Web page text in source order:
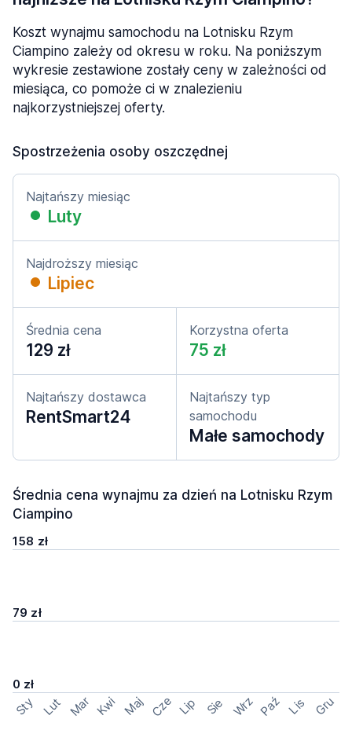
Koszt wynajmu samochodu na Lotnisku Rzym
Ciampino zależy od okresu w roku. Na poniższym
wykresie zestawione zostały ceny w zależności od
miesiąca, co pomoże ci w znalezieniu
najkorzystniejszej oferty.
Spostrzeżenia osoby oszczędnej
Najtańszy miesiąc
Luty
Najdroższy miesiąc
Lipiec
Średnia cena
129 zł
Korzystna oferta
75 zł
Najtańszy dostawca
RentSmart24
Najtańszy typ
samochodu
Małe samochody
Średnia cena wynajmu za dzień na Lotnisku Rzym
Ciampino
158 zł
79 zł
0 zł
Sty Lut Mar Kwi Maj Cze Lip Sie Wrz Paź Lis Gru